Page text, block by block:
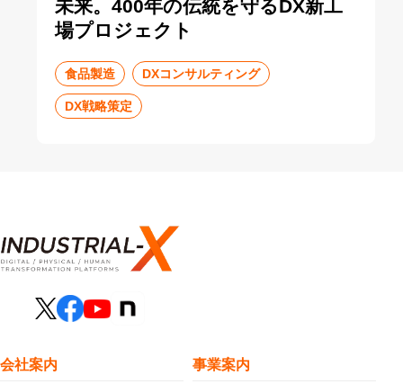
未来。400年の伝統を守るDX新工
場プロジェクト
食品製造 DXコンサルティング
DX戦略策定
会社案内 事業案内